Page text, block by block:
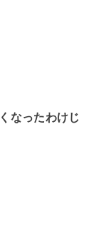
なったわけじ